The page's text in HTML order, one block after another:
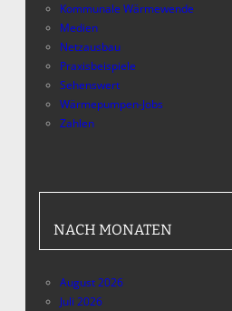
Kommunale Wärmewende
Medien
Netzausbau
Praxisbeispiele
Sehenswert
Wärmepumpen-Jobs
Zahlen
NACH MONATEN
August 2026
Juli 2026